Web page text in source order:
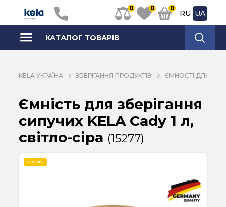
0 0 0
RU UA
КАТАЛОГ ТОВАРІВ
KELA УКРАЇНА ЗБЕРІГАННЯ ПРОДУКТІВ ЄМНОСТІ ДЛЯ
Ємність для зберігання
сипучих KELA Cady 1 л,
світло-сіра (15277)
СУПЕРЦІНА